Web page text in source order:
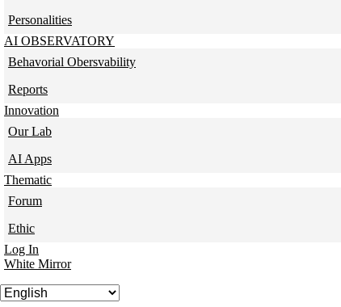
Personalities
AI OBSERVATORY
Behavorial Obersvability
Reports
Innovation
Our Lab
AI Apps
Thematic
Forum
Ethic
Log In
White Mirror